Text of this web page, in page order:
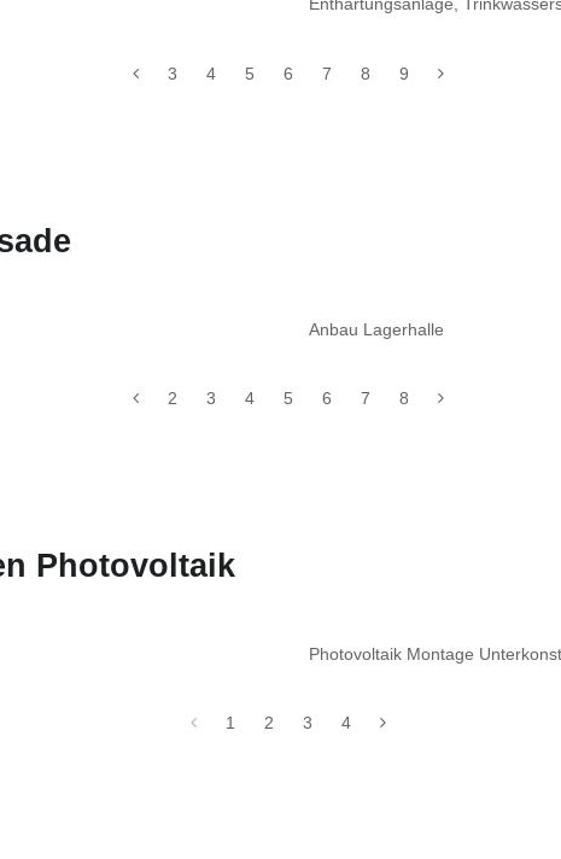
Enthärtungsanlage,
3 4 5 6 7 8 9
Anbau Lagerhalle
2 3 4 5 6 7 8
Photovoltaik
Photovoltaik Montage
1 2 3 4